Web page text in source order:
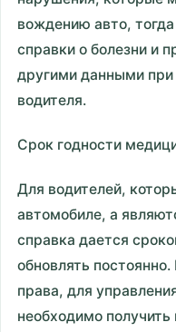
вождению авто,
справки о болезни и
другими данными
водителя.
Срок годности
Для водителей,
автомобиле, а
справка дается
обновлять
права, для
необходимо